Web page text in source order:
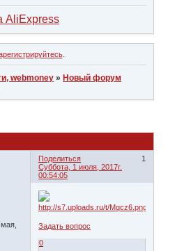
AliExpress
.
webmoney » Новый форум
Поделиться
1
Суббота, 1 июля, 2017г.
00:54:05
мая,
Задать вопрос
0